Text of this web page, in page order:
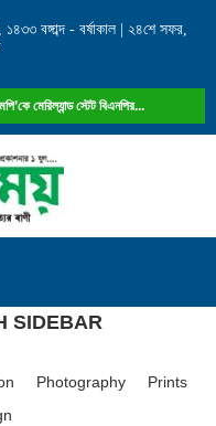
বঙ্গাব্দ - বর্ষাকাল | ২৪শে সফর,
পদে আলোচনায় মান্নান...
SIDEBAR
Photography
Prints